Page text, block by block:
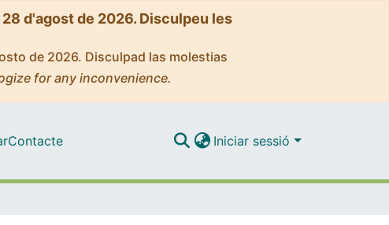
d'agost de 2026. Disculpeu les
de 2026. Disculpad las molestias
for any inconvenience.
Contacte Iniciar sessió